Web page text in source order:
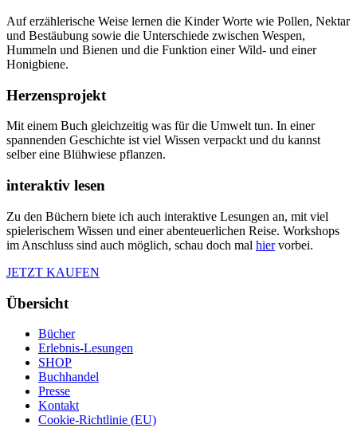
Auf erzählerische Weise lernen die Kinder Worte wie Pollen, Nektar
und Bestäubung sowie die Unterschiede zwischen Wespen,
Hummeln und Bienen und die Funktion einer Wild- und einer
Honigbiene.
Herzensprojekt
Mit einem Buch gleichzeitig was für die Umwelt tun. In einer
spannenden Geschichte ist viel Wissen verpackt und du kannst
selber eine Blühwiese pflanzen.
interaktiv lesen
Zu den Büchern biete ich auch interaktive Lesungen an, mit viel
spielerischem Wissen und einer abenteuerlichen Reise. Workshops
im Anschluss sind auch möglich, schau doch mal hiervorbei.
JETZT KAUFEN
Übersicht
Bücher
Erlebnis-Lesungen
SHOP
Buchhandel
Presse
Kontakt
Cookie-Richtlinie (EU)